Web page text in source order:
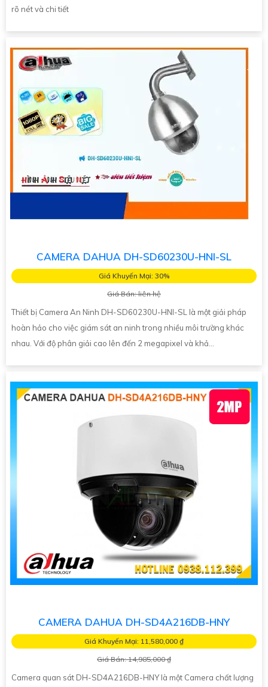
rõ nét và chi tiết
CAMERA DAHUA DH-SD60230U-HNI-SL
Giá Khuyến Mại: 30%
Giá Bán: liên hệ
Thiết bị Camera An Ninh DH-SD60230U-HNI-SL là một giải pháp
hoàn hảo cho việc giám sát an ninh trong nhiều môi trường khác
nhau. Với độ phân giải cao lên đến 2 megapixel và khả...
CAMERA DAHUA DH-SD4A216DB-HNY
Giá Khuyến Mại: 11,580,000 ₫
Giá Bán: 14,985,000 ₫
Camera quan sát DH-SD4A216DB-HNY là một Camera chất lượng